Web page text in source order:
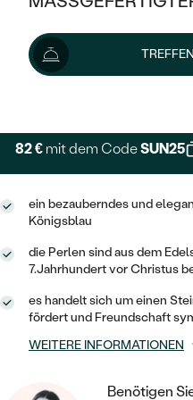
KLASSISCH
MEMOIRE
GEHÄMMERTE
MIT MEHREREN
HALO
VINTAGE
IM SET
GESTALTE EINEN RING
WÄHLE EINEN RING
DIAMANTEN ZUM
AUSVERKAUF
WENN SCHMUCK
NACH TYP
OHRRINGE
RINGE
ANHÄNGER /
ARMBÄNDER
SCHMUCKSET
HERRENSCHMUCK
PLATIN
OHRSTECKER
CREOLEN
SOLITÄR
GOLD
SILBER
NACH STYL
SOLITÄR
ZUR GEBURT
PERSONALISIERT
MIT
MINIMALISTISCH
AUSVERKAUF
GOLD
SILBER
PLATIN
NACH STYL
MEMOIRE
109 €
Schmuck ist auf Lager. Wir
Stunden.
82 € mit dem CodeSUN25
ein bezauberndes und
Königsblau
die Perlen sind aus dem
7.Jahrhundert vor Christus
es handelt sich um einen
fördert und Freundschaft
WEITERE INFORMATIONEN
Benötigen